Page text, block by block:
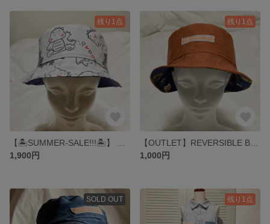
残り1点
1,900円
残り1点
1,000円
SOLD OUT 残り1点